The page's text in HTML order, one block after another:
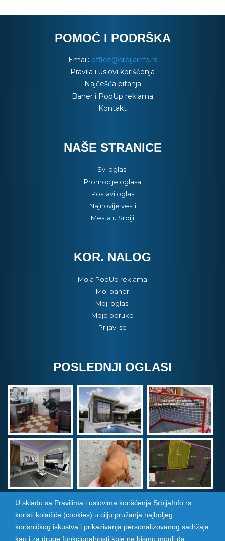
POMOĆ I PODRŠKA
Email: office@srbijainfo.rs
Pravila i uslovi korišćenja
Najčešća pitanja
Baner i PopUp reklama
Kontakt
NAŠE STRANICE
Svi oglasi
Promocije oglasa
Postavi oglas
Najnovije vesti
Mesta u Srbiji
KOR. NALOG
Moja PopUp reklama
Moj baner
Moji oglasi
Moje poruke
Prijavi se
POSLEDNJI OGLASI
Srbija Info©2026. Sva prava zadržana. Pogledajte i
pozarevacinfo.rs
U skladu sa Pravilima i uslovima korišćenja SrbijaInfo.rs
koristi kolačiće (cookies) u cilju pružanja najboljeg
korisničkog iskustva i prikazivanja personalizovanog sadržaja
kao i za druge funkcionalnosti koje ne bismo mogli da